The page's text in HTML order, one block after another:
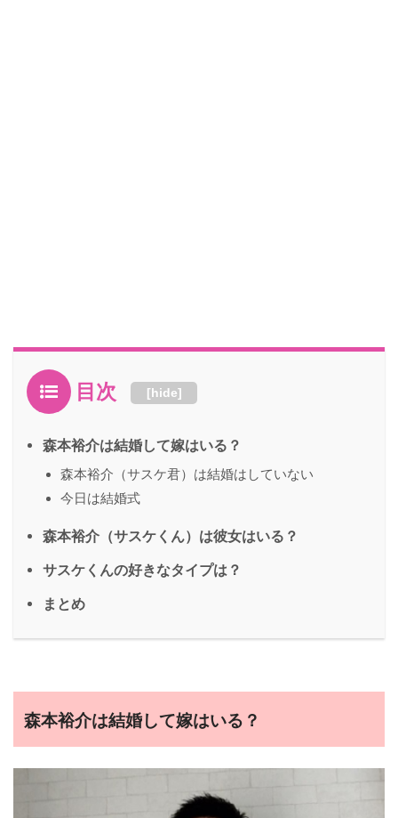
目次 [hide]
森本裕介は結婚して嫁はいる？
森本裕介（サスケ君）は結婚はしていない
今日は結婚式
森本裕介（サスケくん）は彼女はいる？
サスケくんの好きなタイプは？
まとめ
森本裕介は結婚して嫁はいる？